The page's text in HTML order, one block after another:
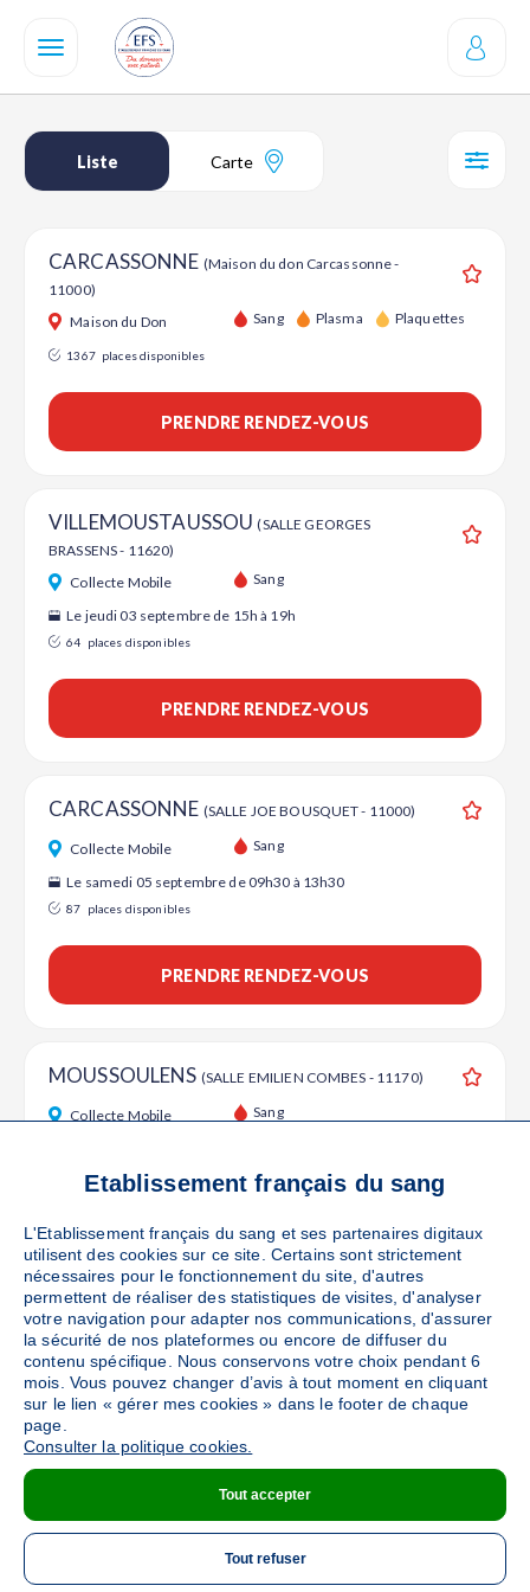
contenu
Liste Carte
CARCASSONNE (Maison du don Carcassonne -
11000)
Maison du Don Sang Plasma Plaquettes
1367 places disponibles
PRENDRE RENDEZ-VOUS
VILLEMOUSTAUSSOU(SALLE GEORGES
BRASSENS - 11620)
Collecte Mobile Sang
Le jeudi 03 septembre de 15h à 19h
64 places disponibles
PRENDRE RENDEZ-VOUS
CARCASSONNE (SALLE JOE BOUSQUET - 11000)
Collecte Mobile Sang
Le samedi 05 septembre de 09h30 à 13h30
87 places disponibles
PRENDRE RENDEZ-VOUS
MOUSSOULENS (SALLE EMILIEN COMBES - 11170)
Collecte Mobile Sang
places disponibles
PRENDRE RENDEZ-VOUS
CARCASSONNE(AGENTS MUNICIPAUX (SITE EFS
CARCASSONNE) - 11000)
Collecte Mobile Sang
Le jeudi 17 septembre de 09h à 12h et de 13h30 à 16h
PRENDRE RENDEZ-VOUS
Etablissement français du sang
L'Etablissement français du sang et ses partenaires digitaux
utilisent des cookies sur ce site. Certains sont strictement
nécessaires pour le fonctionnement du site, d'autres
permettent de réaliser des statistiques de visites, d'analyser
votre navigation pour adapter nos communications, d'assurer
la sécurité de nos plateformes ou encore de diffuser du
contenu spécifique. Nous conservons votre choix pendant 6
mois. Vous pouvez changer d’avis à tout moment en cliquant
sur le lien « gérer mes cookies » dans le footer de chaque
page.
Consulter la politique cookies.
Tout accepter
Tout refuser